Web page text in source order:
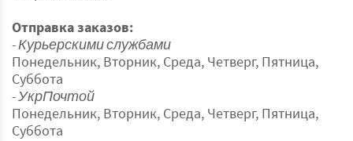
Отправка заказов:
- Курьерскими службами
Понедельник, Вторник, Среда, Четверг, Пятница,
Суббота
- УкрПочтой
Понедельник, Вторник, Среда, Четверг, Пятница,
Суббота